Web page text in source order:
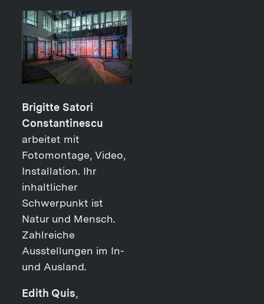
Brigitte Satori
Constantinescu
arbeitet mit
Fotomontage, Video,
Installation. Ihr
inhaltlicher
Schwerpunkt ist
Natur und Mensch.
Zahlreiche
Ausstellungen im In-
und Ausland.
Edith Quis,